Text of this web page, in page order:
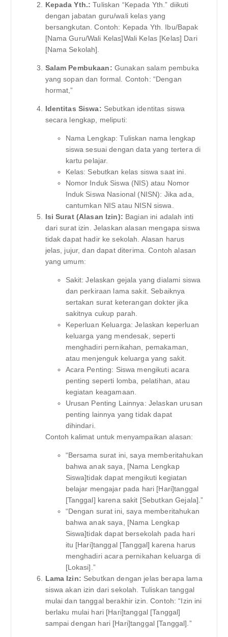
Kepada Yth.: Tuliskan “Kepada Yth.” diikuti
dengan jabatan guru/wali kelas yang
bersangkutan. Contoh: Kepada Yth. Ibu/Bapak
[Nama Guru/Wali Kelas]Wali Kelas [Kelas] Dari
[Nama Sekolah].
Salam Pembukaan: Gunakan salam pembuka
yang sopan dan formal. Contoh: “Dengan
hormat,”
Identitas Siswa: Sebutkan identitas siswa
secara lengkap, meliputi:
Nama Lengkap: Tuliskan nama lengkap
siswa sesuai dengan data yang tertera di
kartu pelajar.
Kelas: Sebutkan kelas siswa saat ini.
Nomor Induk Siswa (NIS) atau Nomor
Induk Siswa Nasional (NISN): Jika ada,
cantumkan NIS atau NISN siswa.
Isi Surat (Alasan Izin): Bagian ini adalah inti
dari surat izin. Jelaskan alasan mengapa siswa
tidak dapat hadir ke sekolah. Alasan harus
jelas, jujur, dan dapat diterima. Contoh alasan
yang umum:
Sakit: Jelaskan gejala yang dialami siswa
dan perkiraan lama sakit. Sebaiknya
sertakan surat keterangan dokter jika
sakitnya cukup parah.
Keperluan Keluarga: Jelaskan keperluan
keluarga yang mendesak, seperti
menghadiri pernikahan, pemakaman,
atau menjenguk keluarga yang sakit.
Acara Penting: Siswa mengikuti acara
penting seperti lomba, pelatihan, atau
kegiatan keagamaan.
Urusan Penting Lainnya: Jelaskan urusan
penting lainnya yang tidak dapat
dihindari.
Contoh kalimat untuk menyampaikan alasan:
“Bersama surat ini, saya memberitahukan
bahwa anak saya, [Nama Lengkap
Siswa]tidak dapat mengikuti kegiatan
belajar mengajar pada hari [Hari]tanggal
[Tanggal] karena sakit [Sebutkan Gejala].”
“Dengan surat ini, saya memberitahukan
bahwa anak saya, [Nama Lengkap
Siswa]tidak dapat bersekolah pada hari
itu [Hari]tanggal [Tanggal] karena harus
menghadiri acara pernikahan keluarga di
[Lokasi].”
Lama Izin: Sebutkan dengan jelas berapa lama
siswa akan izin dari sekolah. Tuliskan tanggal
mulai dan tanggal berakhir izin. Contoh: “Izin ini
berlaku mulai hari [Hari]tanggal [Tanggal]
sampai dengan hari [Hari]tanggal [Tanggal].”